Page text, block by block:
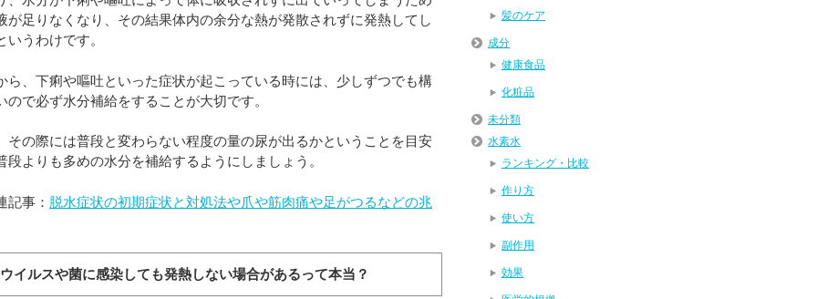
が足りなくなり、その結果体内の余分な熱が発散されずに発熱してし
いうわけです。
ら、下痢や嘔吐といった症状が起こっている時には、少しずつでも構
ので必ず水分補給をすることが大切です。
その際には普段と変わらない程度の量の尿が出るかということを目安
段よりも多めの水分を補給するようにしましょう。
記事： 脱水症状の初期症状と対処法や爪や筋肉痛や足がつるなどの兆
イルスや菌に感染しても発熱しない場合があるって本当？
髪のケア
成分
健康食品
化粧品
未分類
水素水
ランキング・比較
作り方
使い方
副作用
効果